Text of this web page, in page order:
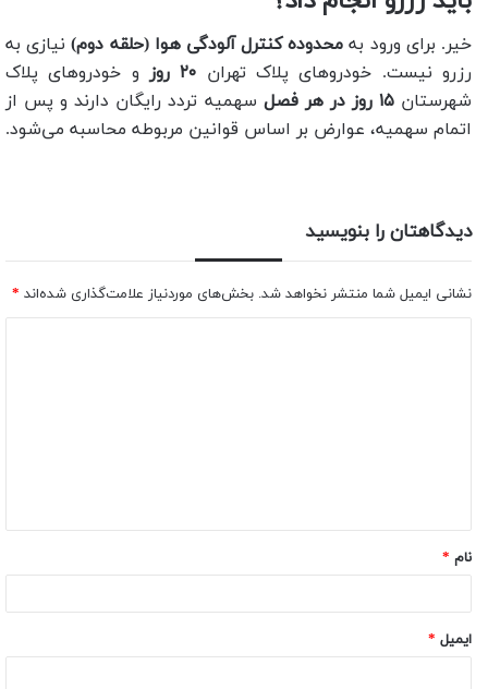
خیر. برای ورود به محدوده کنترل آلودگی هوا (حلقه دوم)نیازی به
رزرو نیست. خودروهای پلاک تهران ۲۰ روز
و خودروهای پلاک
شهرستان۱۵ روز در هر فصل
سهمیه تردد رایگان دارند و پس از
اتمام سهمیه، عوارض بر اساس قوانین مربوطه محاسبه می‌شود.
دیدگاهتان را بنویسید
نشانی ایمیل شما منتشر نخواهد شد. بخش‌های موردنیاز علامت‌گذاری شده‌اند *
نام *
ایمیل *